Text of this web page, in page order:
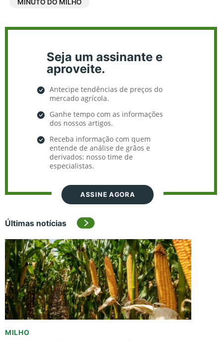
Seja um assinante e
aproveite.
Antecipe tendências de preços do
mercado agrícola.
Ganhe tempo com as informações
dos nossos artigos.
Receba informação com quem
entende de análise de grãos e
derivados: nosso time de
especialistas.
ASSINE AGORA
Últimas notícias
MILHO